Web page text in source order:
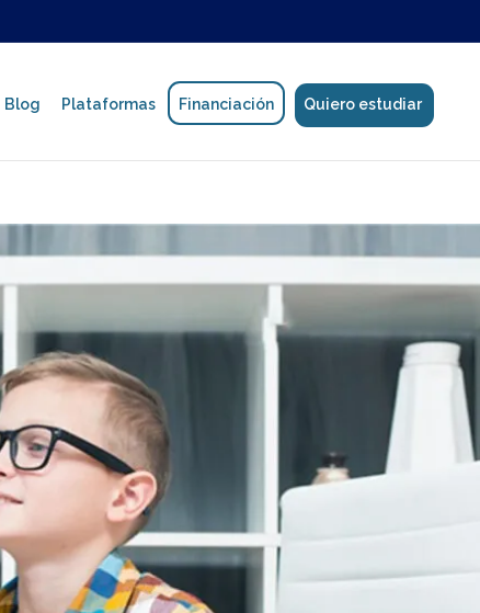
Manual de Convivencia
Reglamento estudiantil y de formadores
Blog Plataformas Financiación Quiero estudiar